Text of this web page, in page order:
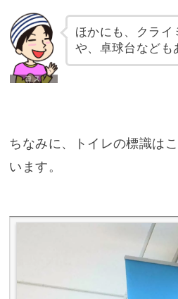
ほかにも、クライ
や、卓球台なども
ちなみに、トイレの標識は
います。